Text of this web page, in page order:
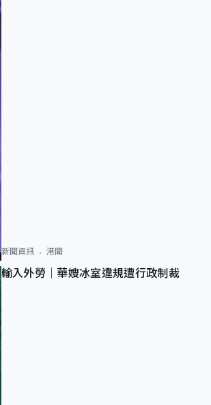
新聞資訊 港聞
輸入外勞｜華嫂冰室違規遭行政制裁